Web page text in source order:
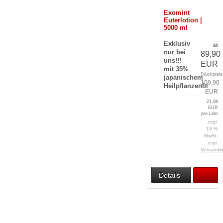
Exomint
Euterlotion |
5000 ml
Exklusiv
nur bei
uns!!!
mit 35%
japanischem
Heilpflanzenöl
ab
89,90
EUR
Stückpreis
109,90
EUR
21,98
EUR
pro Liter
zzgl.
19 %
MwSt.
zzgl.
Details